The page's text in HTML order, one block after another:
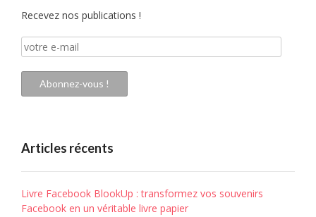
Recevez nos publications !
votre
e-
mail
Abonnez-vous !
Articles récents
Livre Facebook BlookUp : transformez vos souvenirs
Facebook en un véritable livre papier